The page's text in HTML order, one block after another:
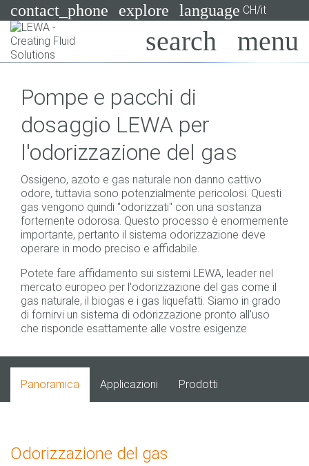
contact_phone explore language CH/it
Search
Sistemi
Industrie
Applicazioni
Servizi
Consulenza
Tecnologie
Pompe e pacchi di
dosaggio LEWA per
l'odorizzazione del gas
Ossigeno, azoto e gas naturale non danno cattivo
odore, tuttavia sono potenzialmente pericolosi. Questi
gas vengono quindi "odorizzati" con una sostanza
fortemente odorosa. Questo processo è enormemente
importante, pertanto il sistema odorizzazione deve
operare in modo preciso e affidabile.
Potete fare affidamento sui sistemi LEWA, leader nel
mercato europeo per l'odorizzazione del gas come il
gas naturale, il biogas e i gas liquefatti. Siamo in grado
di fornirvi un sistema di odorizzazione pronto all'uso
che risponde esattamente alle vostre esigenze.
Panoramica Applicazioni Prodotti
Odorizzazione del gas